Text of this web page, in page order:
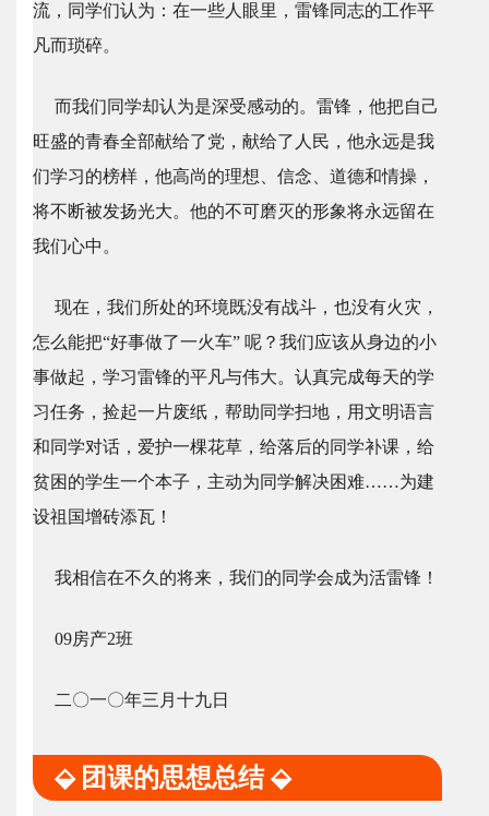
流，同学们认为：在一些人眼里，雷锋同志的工作平
凡而琐碎。
而我们同学却认为是深受感动的。雷锋，他把自己
旺盛的青春全部献给了党，献给了人民，他永远是我
们学习的榜样，他高尚的理想、信念、道德和情操，
将不断被发扬光大。他的不可磨灭的形象将永远留在
我们心中。
现在，我们所处的环境既没有战斗，也没有火灾，
怎么能把“好事做了一火车” 呢？我们应该从身边的小
事做起，学习雷锋的平凡与伟大。认真完成每天的学
习任务，捡起一片废纸，帮助同学扫地，用文明语言
和同学对话，爱护一棵花草，给落后的同学补课，给
贫困的学生一个本子，主动为同学解决困难……为建
设祖国增砖添瓦！
我相信在不久的将来，我们的同学会成为活雷锋！
09房产2班
二〇一〇年三月十九日
⬙ 团课的思想总结 ⬙